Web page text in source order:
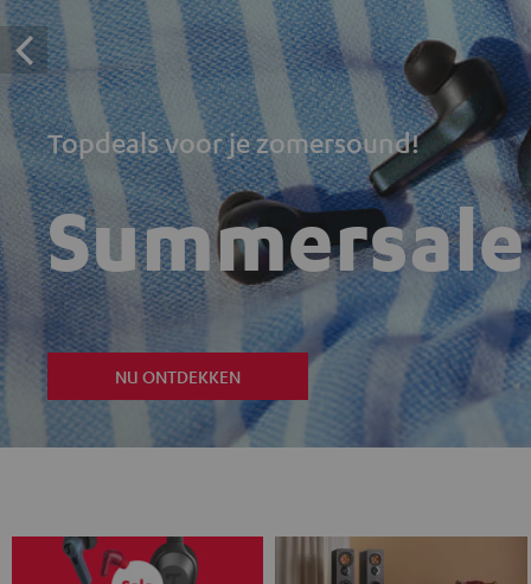
Topdeals voor je zomersound!
Summersale
NU ONTDEKKEN